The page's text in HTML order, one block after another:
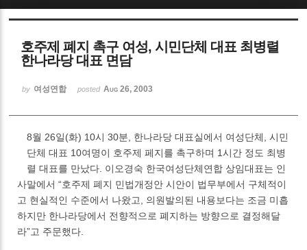
호주제 폐지 촉구 여성, 시민단체 대표 최병렬
한나라당 대표 면담
by 여성연합 posted Aug 26, 2003
8월 26일(화) 10시 30분, 한나라당 대표실에서 여성단체, 시민
단체 대표 10여명이 호주제 페지를 촉구하며 1시간 정도 최병
렬 대표를 만났다. 이오경숙 한국여성단체연합 상임대표는 인
사말에서 “호주제 폐지 민법개정안 시안이 법무부에서 구체적이
고 현실적인 수준에서 나왔고, 의원발의된 내용보다는 조금 미흡
하지만 한나라당에서 전향적으로 폐지하는 방향으로 결정해달
라”고 주문했다.
Sketchbook5, 스케치북5
Sketchbook5, 스케치북5